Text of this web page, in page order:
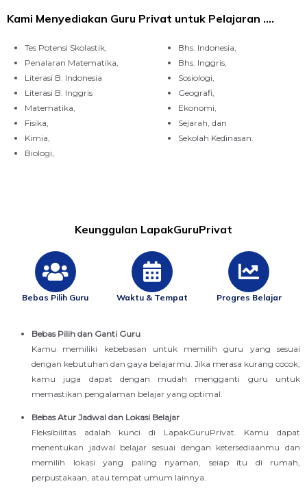
Kami Menyediakan Guru Privat untuk Pelajaran ....
Tes Potensi Skolastik,
Penalaran Matematika,
Literasi B. Indonesia
Literasi B. Inggris
Matematika,
Fisika,
Kimia,
Biologi,
Bhs. Indonesia,
Bhs. Inggris,
Sosiologi,
Geografi,
Ekonomi,
Sejarah, dan
Sekolah Kedinasan.
Keunggulan LapakGuruPrivat
Bebas Pilih Guru Waktu & Tempat Progres Belajar
Bebas Pilih dan Ganti Guru
Kamu memiliki kebebasan untuk memilih guru yang sesuai
dengan kebutuhan dan gaya belajarmu. Jika merasa kurang cocok,
kamu juga dapat dengan mudah mengganti guru untuk
memastikan pengalaman belajar yang optimal.
Bebas Atur Jadwal dan Lokasi Belajar
Fleksibilitas adalah kunci di LapakGuruPrivat. Kamu dapat
menentukan jadwal belajar sesuai dengan ketersediaanmu dan
memilih lokasi yang paling nyaman, seiap itu di rumah,
perpustakaan, atau tempat umum lainnya.